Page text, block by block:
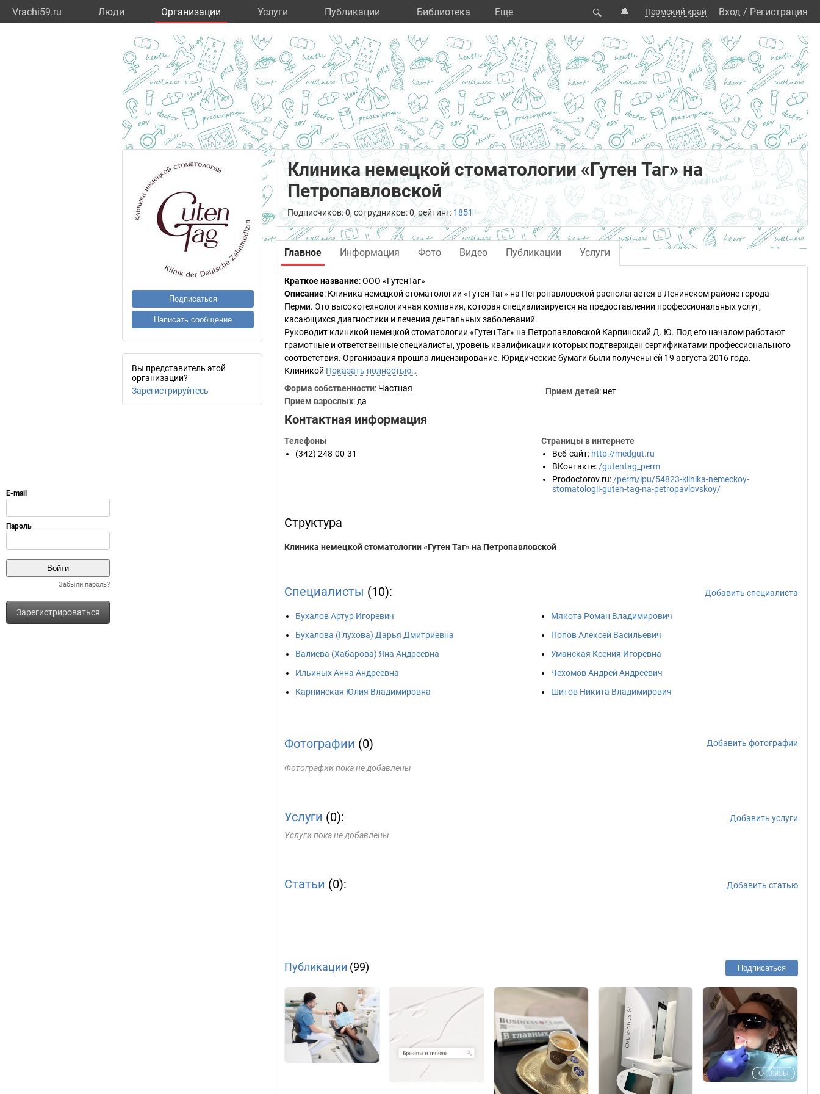
Vrachi59.ru Люди Организации Услуги Публикации Библиотека Eще 🔍 🔔 Пермский край Вход / Регистрация
Забыли пароль?
Зарегистрироваться
Подписаться
Написать сообщение
Вы представитель этой
организации?
Зарегистрируйтесь
Клиника немецкой стоматологии «Гутен Таг» на
Петропавловской
Подписчиков: 0, сотрудников: 0, рейтинг: 1851
Главное Информация Фото Видео Публикации Услуги
Краткое название:ООО «ГутенТаг»
Описание: Клиника немецкой стоматологии «Гутен Таг» на Петропавловской располагается в Ленинском районе города
Перми. Это высокотехнологичная компания, которая специализируется на предоставлении профессиональных услуг,
касающихся диагностики и лечения дентальных заболеваний.
Руководит клиникой немецкой стоматологии «Гутен Таг» на Петропавловской Карпинский Д. Ю. Под его началом работают
грамотные и ответственные специалисты, уровень квалификации которых подтвержден сертификатами профессионального
соответствия. Организация прошла лицензирование. Юридические бумаги были получены ей 19 августа 2016 года.
Клиникой Показать полностью…
Форма собственности: Частная
Прием взрослых: да
Прием детей: нет
Контактная информация
Телефоны
(342) 248-00-31
Страницы в интернете
Веб-сайт: http://medgut.ru
ВКонтакте: /gutentag_perm
Prodoctorov.ru: /perm/lpu/54823-klinika-nemeckoy-
stomatologii-guten-tag-na-petropavlovskoy/
Структура
Клиника немецкой стоматологии «Гутен Таг» на Петропавловской
Специалисты (10): Добавить специалиста
Бухалов Артур Игоревич
Бухалова (Глухова) Дарья Дмитриевна
Валиева (Хабарова) Яна Андреевна
Ильиных Анна Андреевна
Карпинская Юлия Владимировна
Мякота Роман Владимирович
Попов Алексей Васильевич
Уманская Ксения Игоревна
Чехомов Андрей Андреевич
Шитов Никита Владимирович
Фотографии (0) Добавить фотографии
Фотографии пока не добавлены
Услуги (0):
Добавить услуги
Услуги пока не добавлены
Статьи (0): Добавить статью
Публикации (99) Подписаться